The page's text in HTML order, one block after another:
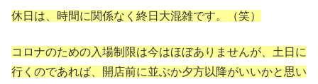
休日は、時間に関係なく終日大混雑です。（笑）
コロナのための入場制限は今はほぼありませんが、土日に
行くのであれば、開店前に並ぶか夕方以降がいいかと思い